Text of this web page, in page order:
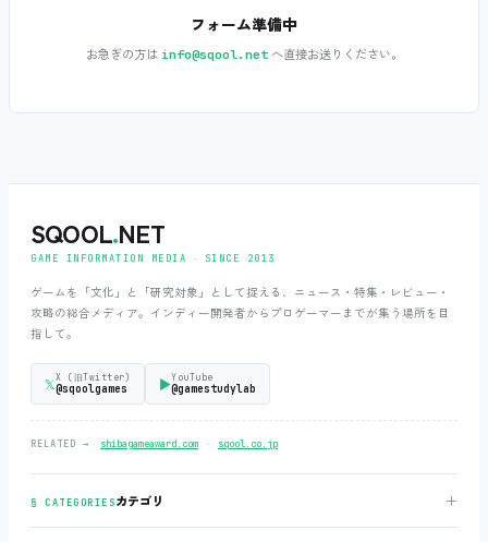
フォーム準備中
お急ぎの方は info@sqool.netへ直接お送りください。
SQOOL.NET
GAME INFORMATION MEDIA ‧ SINCE 2013
ゲームを「文化」と「研究対象」として捉える、ニュース・特集・レビュー・
攻略の総合メディア。インディー開発者からプロゲーマーまでが集う場所を目
指して。
𝕏X (旧Twitter)
@sqoolgames ▶YouTube
@gamestudylab
RELATED → shibagameaward.com ‧ sqool.co.jp
§ CATEGORIESカテゴリ ＋